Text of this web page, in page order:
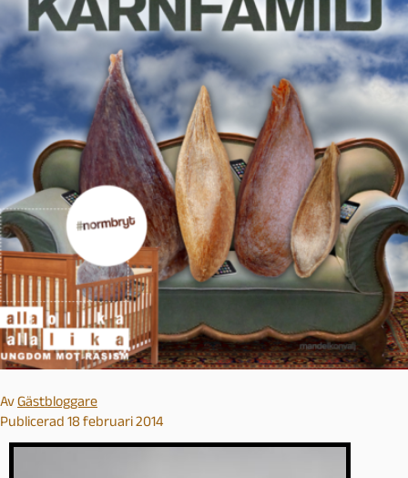
AvGästbloggare
Publicerad 18 februari 2014